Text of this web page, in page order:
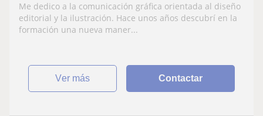
Me dedico a la comunicación gráfica orientada al diseño
editorial y la ilustración. Hace unos años descubrí en la
formación una nueva maner...
ver más Contactar